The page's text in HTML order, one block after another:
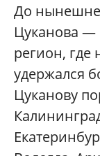
До
Цуканова —
регион, где
удержался
Цуканову